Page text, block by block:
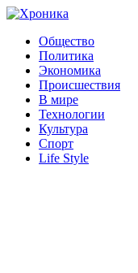
Общество
Политика
Экономика
Происшествия
В мире
Технологии
Культура
Спорт
Life Style